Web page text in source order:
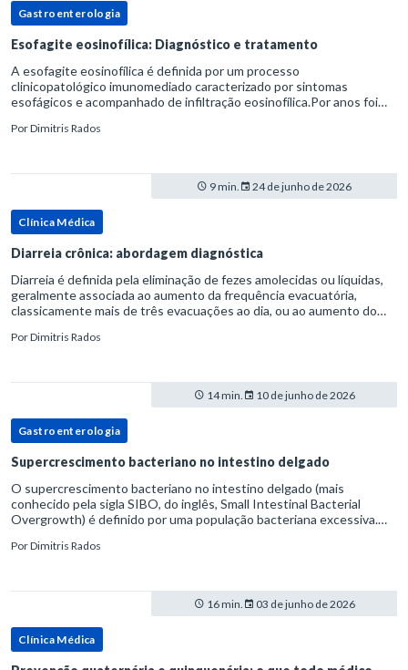
Gastroenterologia
Esofagite eosinofílica: Diagnóstico e tratamento
A esofagite eosinofílica é definida por um processo
clinicopatológico imunomediado caracterizado por sintomas
esofágicos e acompanhado de infiltração eosinofílica.Por anos foi
refluxo gastr
PorDimitris Rados
9 min. 24 de junho de 2026
Clínica Médica
Diarreia crônica: abordagem diagnóstica
Diarreia é definida pela eliminação de fezes amolecidas ou líquidas,
geralmente associada ao aumento da frequência evacuatória,
classicamente mais de três evacuações ao dia, ou ao aumento do
PorDimitris Rados
14 min. 10 de junho de 2026
Gastroenterologia
Supercrescimento bacteriano no intestino delgado
O supercrescimento bacteriano no intestino delgado (mais
conhecido pela sigla SIBO, do inglês, Small Intestinal Bacterial
Overgrowth) é definido por uma população bacteriana excessiva.
PorDimitris Rados
16 min. 03 de junho de 2026
Clínica Médica